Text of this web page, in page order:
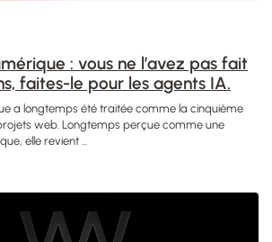
: vous ne l’avez pas fait
faites-le pour les agents IA.
a longtemps été traitée comme la cinquième
web. Longtemps perçue comme une
elle revient ...